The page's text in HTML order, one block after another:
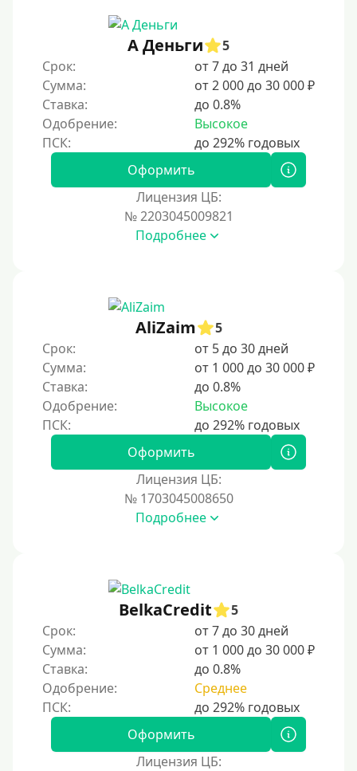
А Деньги
5
Срок:
от 7 до 31 дней
Сумма:
от 2 000 до 30 000 ₽
Ставка:
до 0.8%
Одобрение:
Высокое
Оформить
Лицензия ЦБ:
№ 2203045009821
Подробнее
AliZaim
5
Срок:
от 5 до 30 дней
Сумма:
от 1 000 до 30 000 ₽
Ставка:
до 0.8%
Одобрение:
Высокое
Оформить
Лицензия ЦБ:
№ 1703045008650
Подробнее
BelkaCredit
5
Срок:
от 7 до 30 дней
Сумма:
от 1 000 до 30 000 ₽
Ставка:
до 0.8%
Одобрение:
Среднее
Оформить
Лицензия ЦБ: